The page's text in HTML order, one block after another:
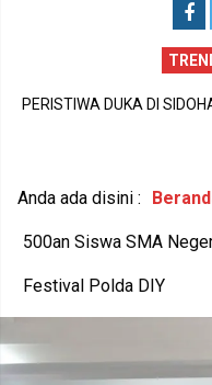
PERISTIWA DUKA DI
Anda ada disini :
500an Siswa SMA
Festival Polda DIY